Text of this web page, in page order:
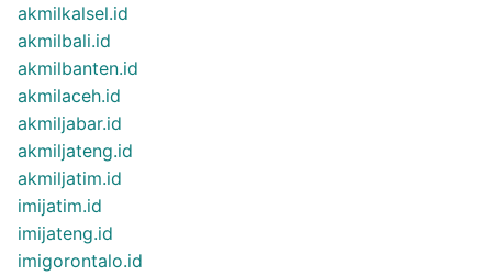
akmilkalsel.id
akmilbali.id
akmilbanten.id
akmilaceh.id
akmiljabar.id
akmiljateng.id
akmiljatim.id
imijatim.id
imijateng.id
imigorontalo.id